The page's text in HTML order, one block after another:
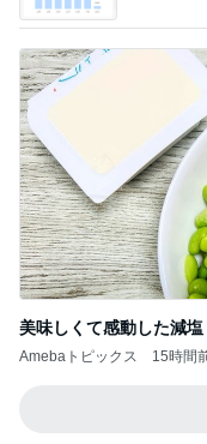
美味しくて感動した減
Amebaトピックス 15時間
救急搬送
Amebaト
Amebaト